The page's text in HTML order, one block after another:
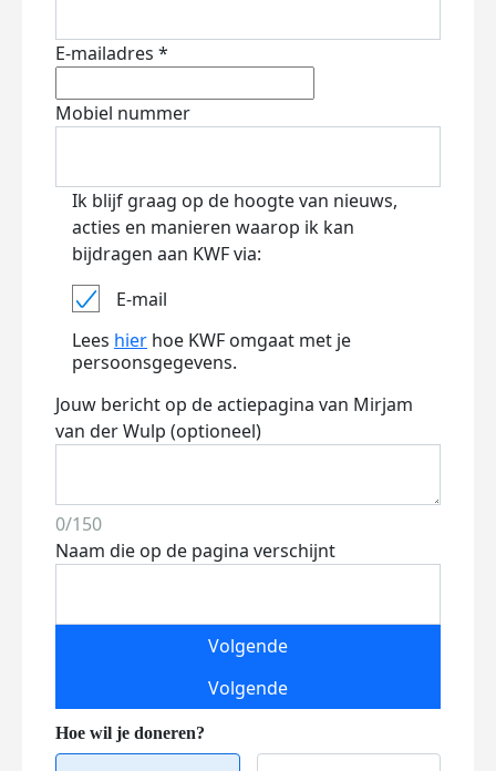
E-mailadres *
Mobiel nummer
Ik blijf graag op de hoogte van nieuws,
acties en manieren waarop ik kan
bijdragen aan KWF via:
E-mail
Lees hier hoe KWF omgaat met je
persoonsgegevens.
Jouw bericht op de actiepagina van Mirjam
van der Wulp (optioneel)
0/150
Naam die op de pagina verschijnt
Volgende
Volgende